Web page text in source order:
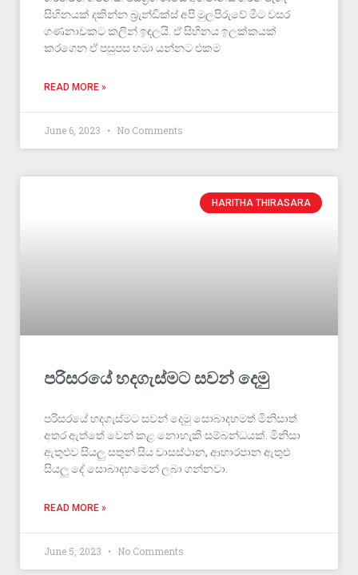
සිහිනයක් දකින්න බ්‍රැන්ඩික්ස් අපි මුලපිරුවේ මීට වසර
ගණනාවකට කලින් ඉඳලයි. ඒ සිහිනය ඉලක්කයක්
කරගෙන ඒ පසුපස හඹා යන්නට එකම
READ MORE »
June 6, 2023 No Comments
HARITHA THIRASARA
පරිසරයේ හදගැස්මට සවන් දෙමු
පරිසරයේ හදගැස්මට සවන් දෙමු සොබාදහමත් මිනිසාත්
අතර ඇත්තේ වෙන් කළ නොහැකි සම්බන්ධයක්. මිනිසා
ඇතුළුව සියලු සතුන් සිය වාසස්ථාන, ආහාරපාන ඇතුළු
සියලු දේ සොබාදහමෙන් ලබා ගන්නවා.
READ MORE »
June 5, 2023 No Comments